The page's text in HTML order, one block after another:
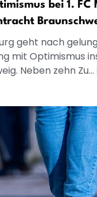
bei 1. FC
geht nach
mit Optimismus
Neben zehn Zu...